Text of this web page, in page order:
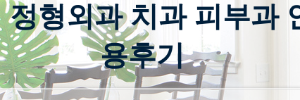
형외과 치과 피부과
용후기